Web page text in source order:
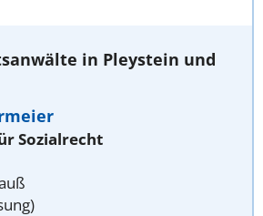
in Pleystein und
Sozialrecht